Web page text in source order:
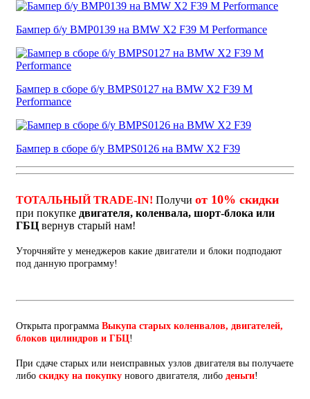
Бампер б/у BMP0139 на BMW X2 F39 M Performance
Бампер в сборе б/у BMPS0127 на BMW X2 F39 M
Performance
Бампер в сборе б/у BMPS0126 на BMW X2 F39
ТОТАЛЬНЫЙ TRADE-IN! Получи от 10% скидки
при покупке двигателя, коленвала, шорт-блока или
ГБЦ вернув старый нам!
Уторчняйте у менеджеров какие двигатели и блоки подподают
под данную программу!
Открыта программа Выкупа старых коленвалов, двигателей,
блоков цилиндров и ГБЦ!
При сдаче старых или неисправных узлов двигателя вы получаете
либо скидку на покупку нового двигателя, либо деньги!